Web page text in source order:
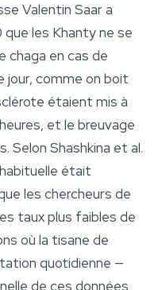
Valentin Saar a
que les Khanty ne se
chaga en cas de
jour, comme on boit
étaient mis à
et le breuvage
Selon Shashkina et al.
était
les chercheurs de
taux plus faibles de
où la tisane de
quotidienne —
de ces données